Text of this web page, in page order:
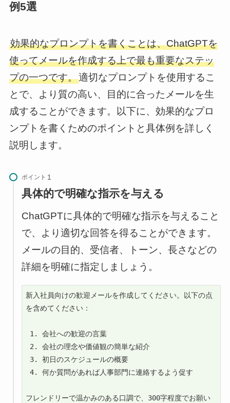
例5選
効果的なプロンプトを書くことは、ChatGPTを
使ってメールを作成する上で最も重要なステッ
プの一つです。適切なプロンプトを使用するこ
とで、より質の高い、目的に合ったメールを生
成することができます。以下に、効果的なプロ
ンプトを書くためのポイントと具体例を詳しく
説明します。
ポイント
具体的で明確な指示を与える
ChatGPTに具体的で明確な指示を与えること
で、より適切な回答を得ることができます。
メールの目的、受信者、トーン、長さなどの
詳細を明確に指定しましょう。
新入社員向けの歓迎メールを作成してください。以下の点
を含めてください：
フレンドリーで温かみのある口調で、300字程度でお願い